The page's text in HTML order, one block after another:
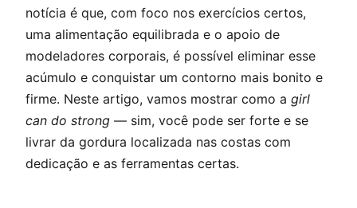
notícia é que, com foco nos exercícios certos,
uma alimentação equilibrada e o apoio de
modeladores corporais, é possível eliminar esse
acúmulo e conquistar um contorno mais bonito e
firme. Neste artigo, vamos mostrar como a girl
can do strong — sim, você pode ser forte e se
livrar da gordura localizada nas costas com
dedicação e as ferramentas certas.